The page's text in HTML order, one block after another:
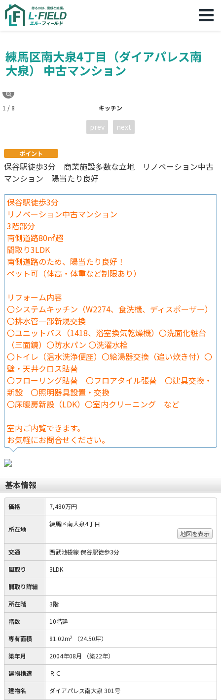
練馬区南大泉4丁目（ダイアパレス南
大泉） 中古マンション
キッチン
1 / 8
prev next
ポイント
保谷駅徒歩3分 商業施設多数な立地 リノベーション中古
マンション 陽当たり良好
保谷駅徒歩3分
リノベーション中古マンション
3階部分
南側道路80㎡超
間取り3LDK
南側道路のため、陽当たり良好！
ペット可（体高・体重など制限あり）
リフォーム内容
〇システムキッチン（W2274、食洗機、ディスポーザー）
〇排水管一部新規交換
〇ユニットバス（1418、浴室換気乾燥機）〇洗面化粧台
（三面鏡）〇防水パン 〇洗濯水栓
〇トイレ（温水洗浄便座）〇給湯器交換（追い炊き付）〇
壁・天井クロス貼替
〇フローリング貼替 〇フロアタイル張替 〇建具交換・
新設 〇照明器具設置・交換
〇床暖房新設（LDK）〇室内クリーニング など
室内ご内覧できます。
お気軽にお問合せください。
基本情報
価格 7,480万円
所在地
練馬区南大泉4丁目
地図を表示
交通 西武池袋線 保谷駅徒歩3分
間取り 3LDK
間取り詳細
所在階 3階
階数 10階建
専有面積 81.02m2 （24.50坪）
築年月 2004年08月 （築22年）
建物構造 ＲＣ
建物名 ダイアパレス南大泉 301号